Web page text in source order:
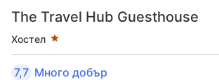
The Travel Hub Guesthouse
Хостел
Оценка в звезди: 1 звезди
7,7 Много добър